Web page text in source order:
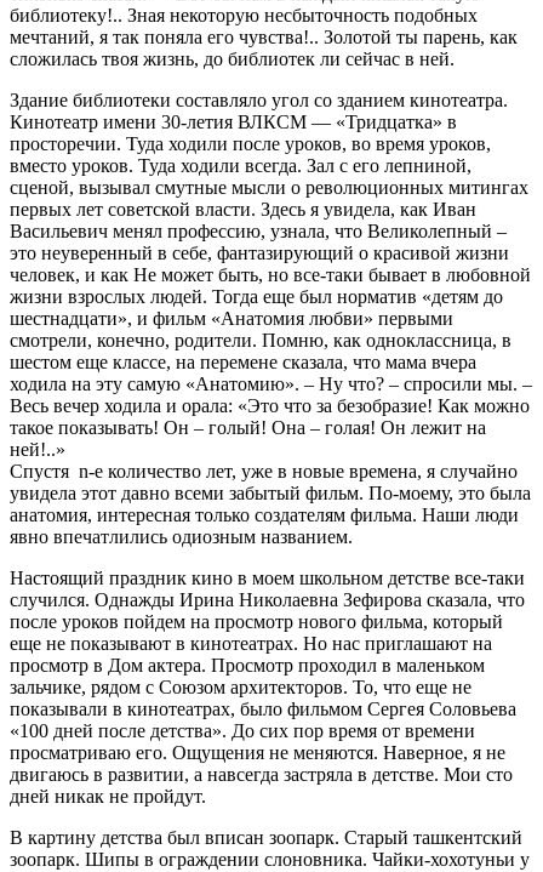
библиотеку!.. Зная некоторую несбыточность подобных
мечтаний, я так поняла его чувства!.. Золотой ты парень, как
сложилась твоя жизнь, до библиотек ли сейчас в ней.
Здание библиотеки составляло угол со зданием кинотеатра.
Кинотеатр имени 30-летия ВЛКСМ — «Тридцатка» в
просторечии. Туда ходили после уроков, во время уроков,
вместо уроков. Туда ходили всегда. Зал с его лепниной,
сценой, вызывал смутные мысли о революционных митингах
первых лет советской власти. Здесь я увидела, как Иван
Васильевич менял профессию, узнала, что Великолепный –
это неуверенный в себе, фантазирующий о красивой жизни
человек, и как Не может быть, но все-таки бывает в любовной
жизни взрослых людей. Тогда еще был норматив «детям до
шестнадцати», и фильм «Анатомия любви» первыми
смотрели, конечно, родители. Помню, как одноклассница, в
шестом еще классе, на перемене сказала, что мама вчера
ходила на эту самую «Анатомию». – Ну что? – спросили мы. –
Весь вечер ходила и орала: «Это что за безобразие! Как можно
такое показывать! Он – голый! Она – голая! Он лежит на
ней!..»
Спустя n-е количество лет, уже в новые времена, я случайно
увидела этот давно всеми забытый фильм. По-моему, это была
анатомия, интересная только создателям фильма. Наши люди
явно впечатлились одиозным названием.
Настоящий праздник кино в моем школьном детстве все-таки
случился. Однажды Ирина Николаевна Зефирова сказала, что
после уроков пойдем на просмотр нового фильма, который
еще не показывают в кинотеатрах. Но нас приглашают на
просмотр в Дом актера. Просмотр проходил в маленьком
зальчике, рядом с Союзом архитекторов. То, что еще не
показывали в кинотеатрах, было фильмом Сергея Соловьева
«100 дней после детства». До сих пор время от времени
просматриваю его. Ощущения не меняются. Наверное, я не
двигаюсь в развитии, а навсегда застряла в детстве. Мои сто
дней никак не пройдут.
В картину детства был вписан зоопарк. Старый ташкентский
зоопарк. Шипы в ограждении слоновника. Чайки-хохотуньи у